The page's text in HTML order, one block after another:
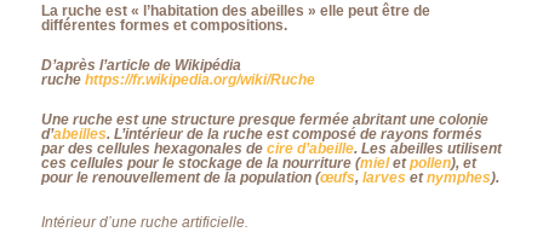
La ruche est « l’habitation des abeilles » elle peut être de
différentes formes et compositions.
D’après l’article de Wikipédia
ruche https://fr.wikipedia.org/wiki/Ruche
Une rucheest une structure presque fermée abritant une colonie
d’abeilles. L’intérieur de la ruche est composé de rayons formés
par des cellules hexagonales de cire d’abeille. Les abeilles utilisent
ces cellules pour le stockage de la nourriture (mieletpollen), et
pour le renouvellement de la population (œufs, larves etnymphes).
Intérieur d’une ruche artificielle.